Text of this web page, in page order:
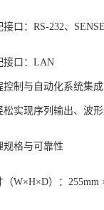
口： RS-232、
口： LAN
控制与自动化系统集成
松实现序列输出、波形
规格与可靠性
（W×H×D）：255mm